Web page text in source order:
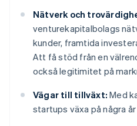
Nätverk och
venturekapitalbolags
kunder, framtida
Att få stöd från en
också legitimitet på
Vägar till tillväxt: Med
startups växa på några